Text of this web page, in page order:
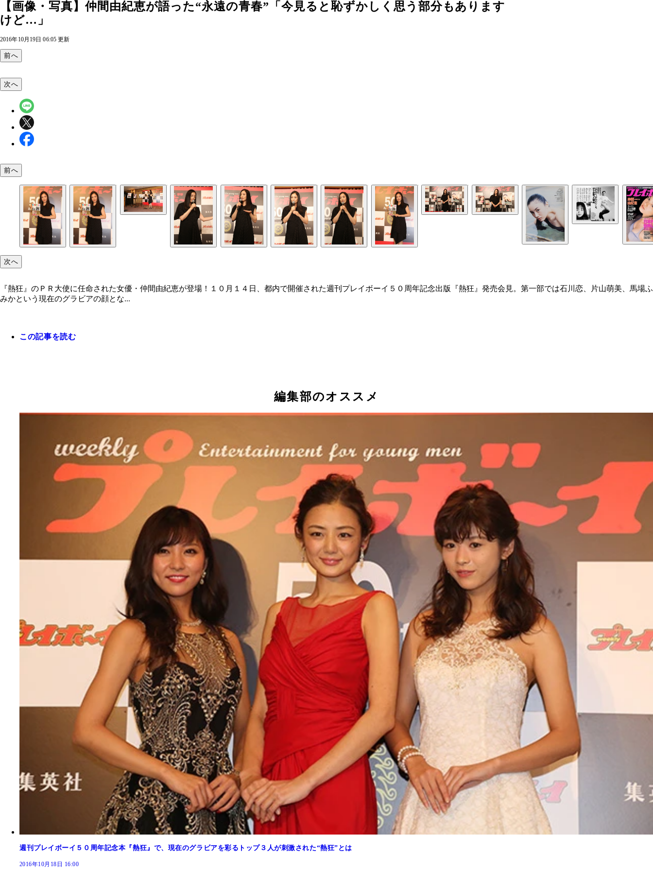
【画像・写真】仲間由紀恵が語った“永遠の青春”「今見ると恥ずかしく思う部分もあります
けど…」
2016年10月19日 06:05 更新
前へ
１９９８年６月２３日号 （撮影／橋本雅司）
次へ
前へ
次へ
『熱狂』のＰＲ大使に任命された女優・仲間由紀恵が登場！１０月１４日、都内で開催された週刊プレイボーイ５０周年記念出版『熱狂』発売会見。第一部では石川恋、片山萌美、馬場ふ
みかという現在のグラビアの顔とな...
この記事を読む
編集部のオススメ
週刊プレイボーイ５０周年記念本『熱狂』で、現在のグラビアを彩るトップ３人が刺激された“熱狂”とは
2016年10月18日 16:00